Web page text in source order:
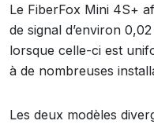
Le FiberFox Mini 4S+
de signal d’environ
lorsque celle-ci est
à de nombreuses
Les deux modèles